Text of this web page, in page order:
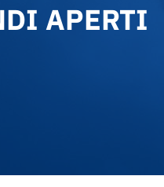
APERTI